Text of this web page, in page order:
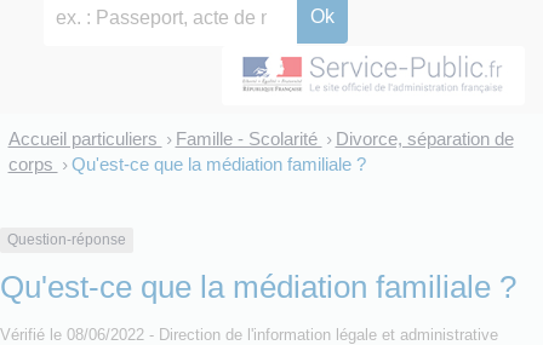
Accueil particuliers > Famille - Scolarité > Divorce, séparation de
corps > Qu'est-ce que la médiation familiale ?
Question-réponse
Qu'est-ce que la médiation familiale ?
Vérifié le 08/06/2022 - Direction de l'information légale et administrative